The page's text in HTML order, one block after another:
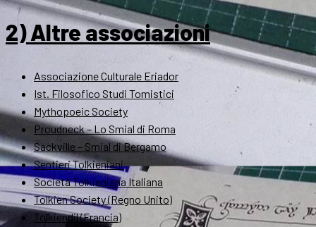
2) Altre associazioni
Associazione Culturale Eriador
Ist. Filosofico Studi Tomistici
Mythopoeic Society
Proudneck – Lo Smial di Roma
Sackville – Smial di Bergamo
Sentieri Tolkieniani
Società Tolkieniana Italiana
Tolkien Society (Regno Unito)
Tolkiendil (Francia)